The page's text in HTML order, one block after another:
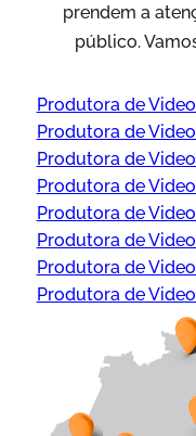
prendem a
público.
Produtora de
Produtora de
Produtora de
Produtora de
Produtora de
Produtora de
Produtora de
Produtora de